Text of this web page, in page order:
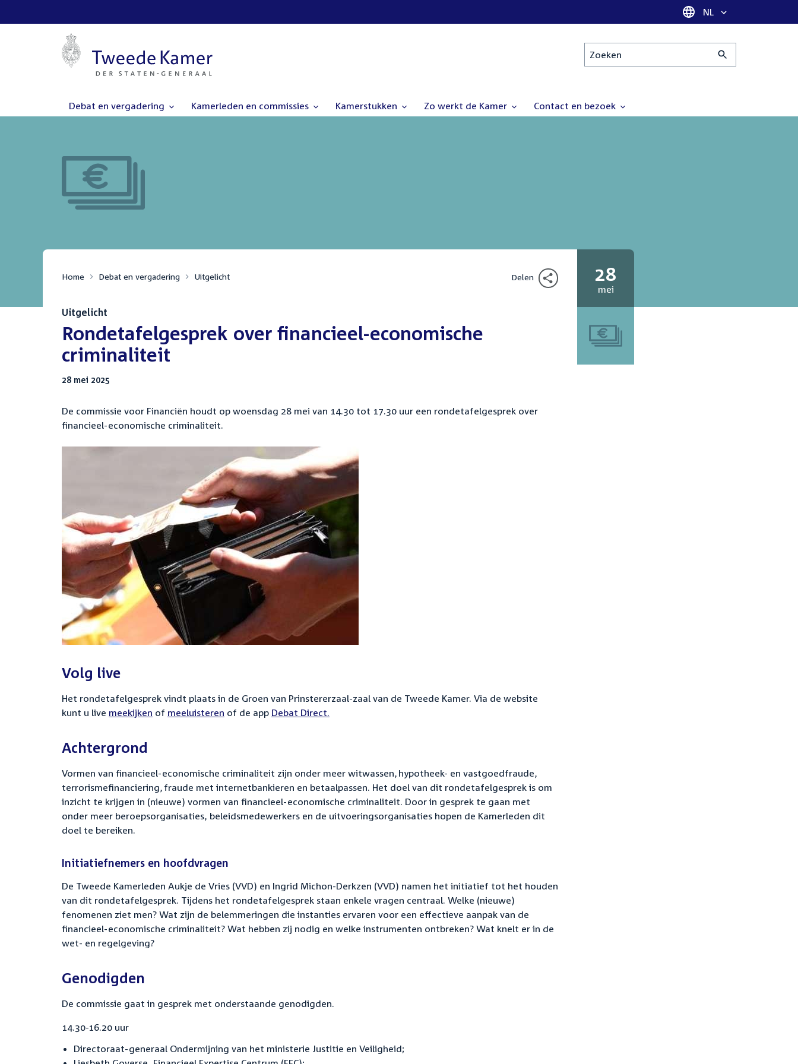
Taal selectie
NL
Zoeken
Debat en vergadering Kamerleden en commissies Kamerstukken Zo werkt de Kamer Contact en bezoek
Home Debat en vergadering Uitgelicht Delen 28
mei
2025
Uitgelicht
:Rondetafelgesprek over financieel-economische
criminaliteit
28 mei 2025
De commissie voor Financiën houdt op woensdag 28 mei van 14.30 tot 17.30 uur een rondetafelgesprek over
financieel-economische criminaliteit.
Volg live
Het rondetafelgesprek vindt plaats in de Groen van Prinstererzaal-zaal van de Tweede Kamer. Via de website
kunt u live meekijken of meeluisteren of de app Debat Direct.
Achtergrond
Vormen van financieel-economische criminaliteit zijn onder meer witwassen, hypotheek- en vastgoedfraude,
terrorismefinanciering, fraude met internetbankieren en betaalpassen. Het doel van dit rondetafelgesprek is om
inzicht te krijgen in (nieuwe) vormen van financieel-economische criminaliteit. Door in gesprek te gaan met
onder meer beroepsorganisaties, beleidsmedewerkers en de uitvoeringsorganisaties hopen de Kamerleden dit
doel te bereiken.
Initiatiefnemers en hoofdvragen
De Tweede Kamerleden Aukje de Vries (VVD) en Ingrid Michon-Derkzen (VVD) namen het initiatief tot het houden
van dit rondetafelgesprek. Tijdens het rondetafelgesprek staan enkele vragen centraal. Welke (nieuwe)
fenomenen ziet men? Wat zijn de belemmeringen die instanties ervaren voor een effectieve aanpak van de
financieel-economische criminaliteit? Wat hebben zij nodig en welke instrumenten ontbreken? Wat knelt er in de
wet- en regelgeving?
Genodigden
De commissie gaat in gesprek met onderstaande genodigden.
14.30-16.20 uur
Directoraat-generaal Ondermijning van het ministerie Justitie en Veiligheid;